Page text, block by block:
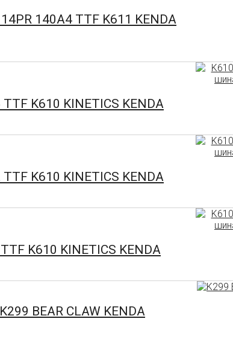
140A4 TTF K611 KENDA
K610 KINETICS KENDA
K610 KINETICS KENDA
K610 KINETICS KENDA
BEAR CLAW KENDA